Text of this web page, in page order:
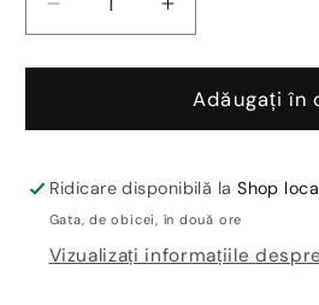
Reduceți
cantitatea
pentru
trecere
tip
rampa
parchet
Creșteți
cantitatea
pentru
Profil
trecere
tip
rampa
parchet
Adăugați în
Ridicare disponibilă laShop
Gata, de obicei, în două ore
Vizualizați informațiile